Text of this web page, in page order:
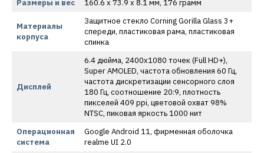
Размеры и вес 160.6 x 73.9 x 8.1 мм, 176 грамм
Материалы
корпуса
Защитное стекло Corning Gorilla Glass 3+
спереди, пластиковая рама, пластиковая
спинка
Дисплей
6.4 дюйма, 2400х1080 точек (Full HD+),
Super AMOLED, частота обновления 60 Гц,
частота дискретизации сенсорного слоя
180 Гц, соотношение 20:9, плотность
пикселей 409 ppi, цветовой охват 98%
NTSC, пиковая яркость 1000 нит
Операционная
система
Google Android 11, фирменная оболочка
realme UI 2.0